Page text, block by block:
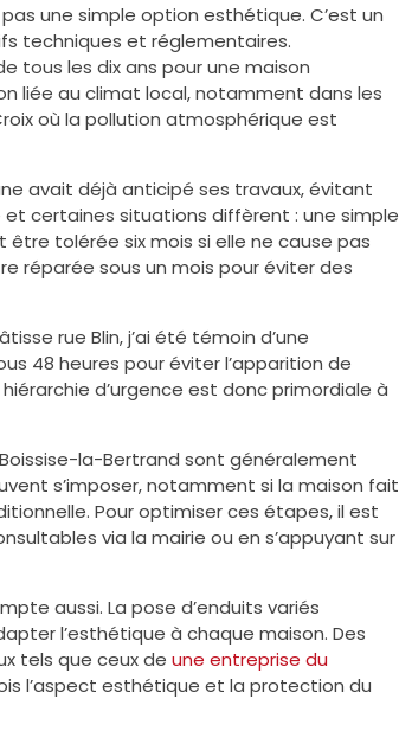
une simple option esthétique. C’est un
techniques et réglementaires.
tous les dix ans pour une maison
liée au climat local, notamment dans les
où la pollution atmosphérique est
avait déjà anticipé ses travaux, évitant
et certaines situations diffèrent : une simple
tolérée six mois si elle ne cause pas
réparée sous un mois pour éviter des
rue Blin, j’ai été témoin d’une
48 heures pour éviter l’apparition de
d’urgence est donc primordiale à
la-Bertrand sont généralement
s’imposer, notamment si la maison fait
Pour optimiser ces étapes, il est
via la mairie ou en s’appuyant sur
aussi. La pose d’enduits variés
l’esthétique à chaque maison. Des
tels que ceux de une entreprise du
l’aspect esthétique et la protection du